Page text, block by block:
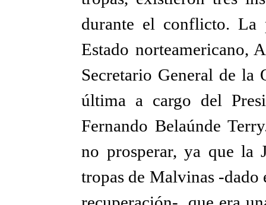
durante el conflicto. La
Estado norteamericano,
Secretario General de la
última a cargo del
Fernando Belaúnde
no prosperar, ya que la
tropas de Malvinas -dado